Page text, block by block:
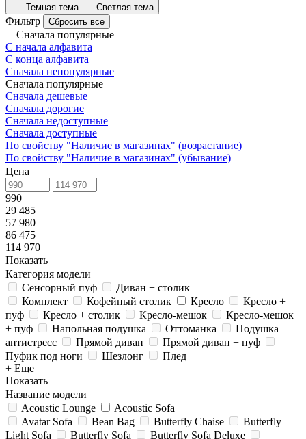
Темная тема Светлая тема
Фильтр Сбросить все
Сначала популярные
С начала алфавита
С конца алфавита
Сначала непопулярные
Сначала популярные
Сначала дешевые
Сначала дорогие
Сначала недоступные
Сначала доступные
По свойству "Наличие в магазинах" (возрастание)
По свойству "Наличие в магазинах" (убывание)
Цена
990
29 485
57 980
86 475
114 970
Показать
Категория модели
Сенсорный пуф
Диван + столик
Комплект
Кофейный столик Кресло
Кресло +
пуф
Кресло + столик Кресло-мешок
Кресло-мешок
+ пуф
Напольная подушка Оттоманка
Подушка
антистресс
Прямой диван
Прямой диван + пуф
Пуфик под ноги
Шезлонг
Плед
+ Еще
Показать
Название модели
Acoustic Lounge
Acoustic Sofa
Avatar Sofa
Bean Bag Butterfly Chaise
Butterfly
Light Sofa
Butterfly Sofa Butterfly Sofa Deluxe